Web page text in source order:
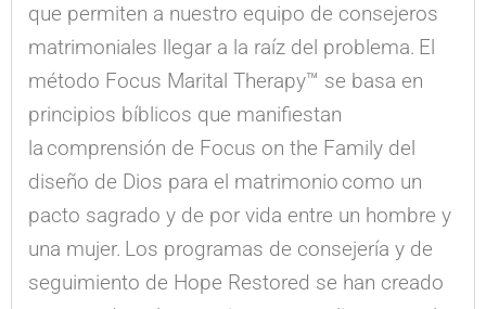
que permiten a nuestro equipo de consejeros
matrimoniales llegar a la raíz del problema. El
método Focus Marital Therapy™ se basa en
principios bíblicos que manifiestan
la comprensión de Focus on the Family del
diseño de Dios para el matrimonio como un
pacto sagrado y de por vida entre un hombre y
una mujer. Los programas de consejería y de
seguimiento de Hope Restored se han creado